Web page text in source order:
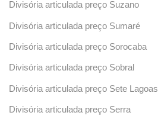
Divisória articulada preço Suzano
Divisória articulada preço Sumaré
Divisória articulada preço Sorocaba
Divisória articulada preço Sobral
Divisória articulada preço Sete Lagoas
Divisória articulada preço Serra